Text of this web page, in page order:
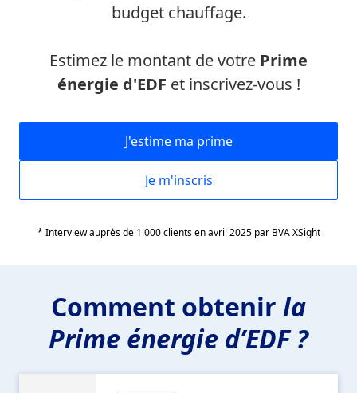
budget chauffage.
Estimez le montant de votre Prime
énergie d'EDF et inscrivez-vous !
J'estime ma prime
Je m'inscris
* Interview auprès de 1 000 clients en avril 2025 par BVA XSight
Comment obtenir la
Prime énergie d’EDF ?